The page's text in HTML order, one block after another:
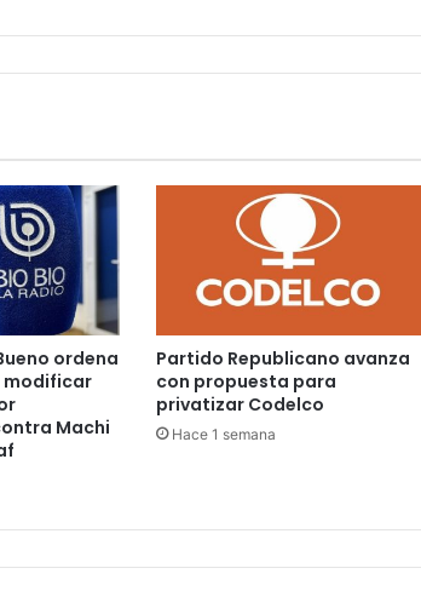
ordena
modificar
Machi
Partido Republicano avanza
con propuesta para
privatizar Codelco
Hace 1 semana